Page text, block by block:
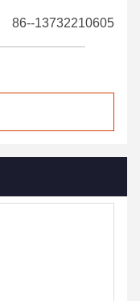
86--13732210605